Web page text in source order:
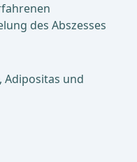
des Abszesses
Adipositas und